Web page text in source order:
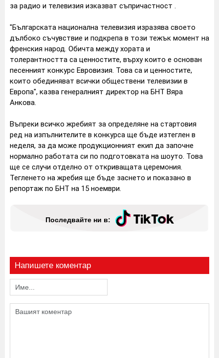
за радио и телевизия изказват съпричастност .
"Българската национална телевизия изразява своето
дълбоко съчувствие и подкрепа в този тежък момент на
френския народ. Обичта между хората и
толерантността са ценностите, върху които е основан
песенният конкурс Евровизия. Това са и ценностите,
които обединяват всички обществени телевизии в
Европа", казва генералният директор на БНТ Вяра
Анкова.
Въпреки всичко жребият за определяне на стартовия
ред на изпълнителите в конкурса ще бъде изтеглен в
неделя, за да може продукционният екип да започне
нормално работата си по подготовката на шоуто. Това
ще се случи отделно от откриващата церемония.
Тегленето на жребия ще бъде заснето и показано в
репортаж по БНТ на 15 ноември.
Последвайте ни в:
Напишете коментар